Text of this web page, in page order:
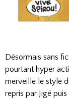
Désormais sans
pourtant hyper
merveille le style
repris par Jigé puis